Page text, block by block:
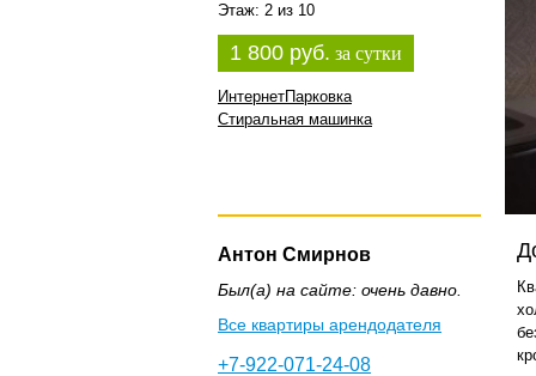
Этаж: 2 из 10
1 800 руб. за сутки
ИнтернетПарковка
Стиральная машинка
Антон Смирнов
Был(а) на сайте: очень давно.
Все квартиры арендодателя
+7-922-071-24-08